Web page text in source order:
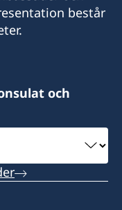
består
och